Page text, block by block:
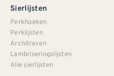
Sierlijsten
Perkhoeken
Perklijsten
Architraven
Lambriseringslijsten
Alle sierlijsten